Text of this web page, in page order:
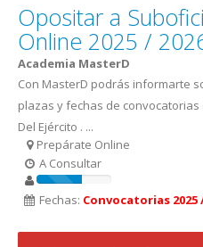
Opositar a
Online 2025 /
Academia MasterD
Con MasterD podrás informarte
plazas y fechas de
Del Ejército . ...
Prepárate Online
A Consultar
Fechas: Convocatorias 2025